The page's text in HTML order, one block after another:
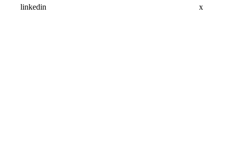
linkedin x